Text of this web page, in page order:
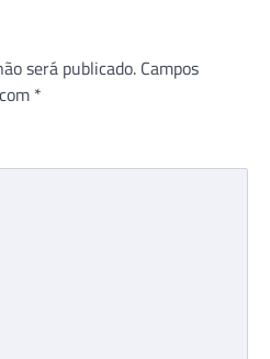
será publicado. Campos
*